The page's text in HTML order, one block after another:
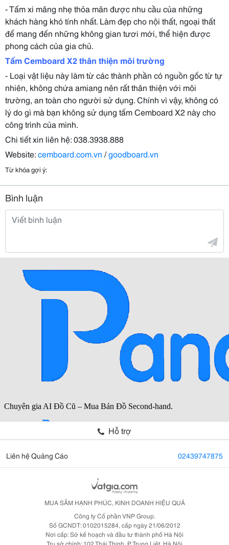
- Tấm xi măng nhẹ thỏa mãn được nhu cầu của những
khách hàng khó tính nhất. Làm đẹp cho nội thất, ngoại thất
để mang đến những không gian tươi mới, thể hiện được
phong cách của gia chủ.
Tấm Cemboard X2 thân thiện môi trường
- Loại vật liệu này làm từ các thành phần có nguồn gốc từ tự
nhiên, không chứa amiang nên rất thân thiện với môi
trường, an toàn cho người sử dụng. Chính vì vậy, không có
lý do gì mà bạn không sử dụng tấm Cemboard X2 này cho
công trình của mình.
Chi tiết xin liên hệ: 038.3938.888
Website:cemboard.com.vn /goodboard.vn
Từ khóa gợi ý:
Bình luận
Hỗ trợ
Liên hệ Quảng Cáo 02439747875
MUA SẮM HẠNH PHÚC, KINH DOANH HIỆU QUẢ
Công ty Cổ phần VNP Group.
Số GCNDT: 0102015284, cấp ngày 21/06/2012
Nơi cấp: Sở kế hoạch và đầu tư thành phố Hà Nội
Trụ sở chính: 102 Thái Thịnh, P. Trung Liệt, Hà Nội